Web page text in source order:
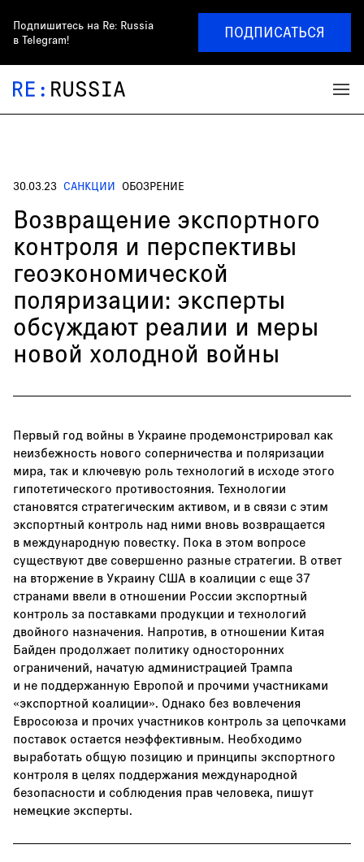
Подпишитесь на Re: Russia
в Telegram!
ПОДПИСАТЬСЯ
30.03.23 САНКЦИИ ОБОЗРЕНИЕ
Возвращение экспортного
контроля и перспективы
геоэкономической
поляризации: эксперты
обсуждают реалии и меры
новой холодной войны
Первый год войны в Украине продемонстрировал как
неизбежность нового соперничества и поляризации
мира, так и ключевую роль технологий в исходе этого
гипотетического противостояния. Технологии
становятся стратегическим активом, и в связи с этим
экспортный контроль над ними вновь возвращается
в международную повестку. Пока в этом вопросе
существуют две совершенно разные стратегии. В ответ
на вторжение в Украину США в коалиции с еще 37
странами ввели в отношении России экспортный
контроль за поставками продукции и технологий
двойного назначения. Напротив, в отношении Китая
Байден продолжает политику односторонних
ограничений, начатую администрацией Трампа
и не поддержанную Европой и прочими участниками
«экспортной коалиции». Однако без вовлечения
Евросоюза и прочих участников контроль за цепочками
поставок остается неэффективным. Необходимо
выработать общую позицию и принципы экспортного
контроля в целях поддержания международной
безопасности и соблюдения прав человека, пишут
немецкие эксперты.